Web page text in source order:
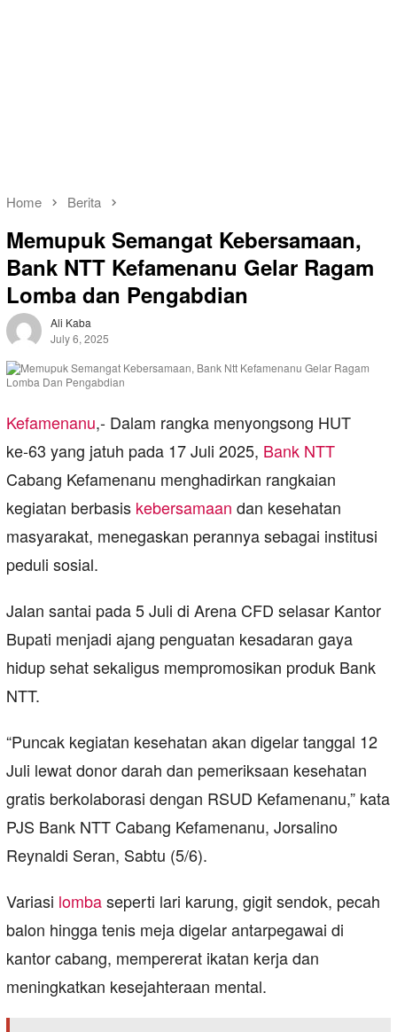
Home Berita
Memupuk Semangat Kebersamaan,
Bank NTT Kefamenanu Gelar Ragam
Lomba dan Pengabdian
Ali Kaba
July 6, 2025
Kefamenanu,- Dalam rangka menyongsong HUT
ke‑63 yang jatuh pada 17 Juli 2025, Bank NTT
Cabang Kefamenanu menghadirkan rangkaian
kegiatan berbasis kebersamaan dan kesehatan
masyarakat, menegaskan perannya sebagai institusi
peduli sosial.
Jalan santai pada 5 Juli di Arena CFD selasar Kantor
Bupati menjadi ajang penguatan kesadaran gaya
hidup sehat sekaligus mempromosikan produk Bank
NTT.
“Puncak kegiatan kesehatan akan digelar tanggal 12
Juli lewat donor darah dan pemeriksaan kesehatan
gratis berkolaborasi dengan RSUD Kefamenanu,” kata
PJS Bank NTT Cabang Kefamenanu, Jorsalino
Reynaldi Seran, Sabtu (5/6).
Variasi lombaseperti lari karung, gigit sendok, pecah
balon hingga tenis meja digelar antarpegawai di
kantor cabang, mempererat ikatan kerja dan
meningkatkan kesejahteraan mental.